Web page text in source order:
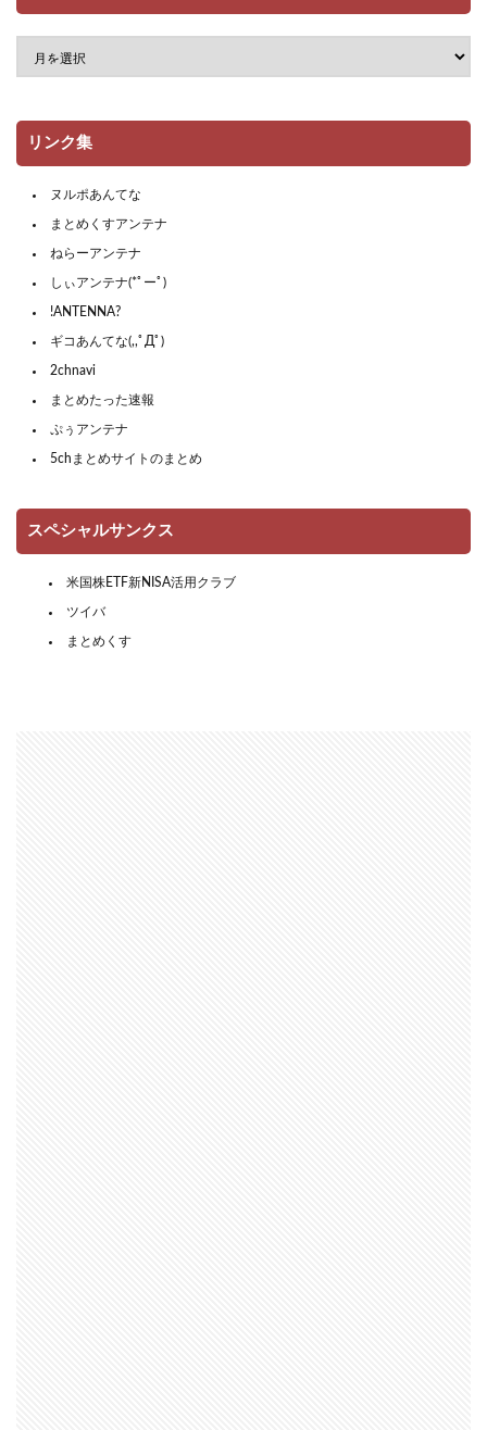
リンク集
ヌルポあんてな
まとめくすアンテナ
ねらーアンテナ
しぃアンテナ(*ﾟーﾟ)
!ANTENNA?
ギコあんてな(,,ﾟДﾟ)
2chnavi
まとめたった速報
ぷぅアンテナ
5chまとめサイトのまとめ
スペシャルサンクス
米国株ETF新NISA活用クラブ
ツイバ
まとめくす